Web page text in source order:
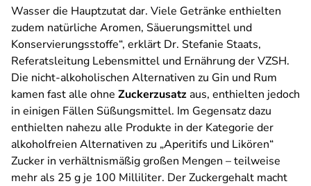
Wasser die Hauptzutat dar. Viele Getränke enthielten
zudem natürliche Aromen, Säuerungsmittel und
Konservierungsstoffe“, erklärt Dr. Stefanie Staats,
Referatsleitung Lebensmittel und Ernährung der VZSH.
Die nicht-alkoholischen Alternativen zu Gin und Rum
kamen fast alle ohne Zuckerzusatzaus, enthielten jedoch
in einigen Fällen Süßungsmittel. Im Gegensatz dazu
enthielten nahezu alle Produkte in der Kategorie der
alkoholfreien Alternativen zu „Aperitifs und Likören“
Zucker in verhältnismäßig großen Mengen – teilweise
mehr als 25 g je 100 Milliliter. Der Zuckergehalt macht